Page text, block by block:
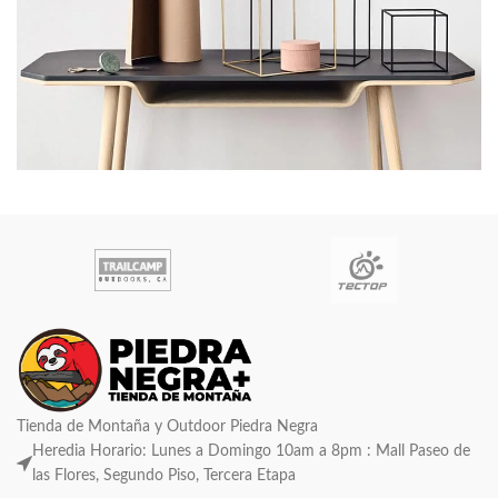
Tienda de Montaña y Outdoor Piedra Negra
Heredia Horario: Lunes a Domingo 10am a 8pm : Mall Paseo de
las Flores, Segundo Piso, Tercera Etapa